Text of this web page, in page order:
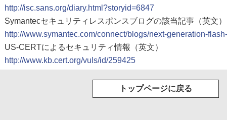
http://isc.sans.org/diary.html?storyid=6847
Symantecセキュリティレスポンスブログの該当記事（英文）
http://www.symantec.com/connect/blogs/next-generation-
US-CERTによるセキュリティ情報（英文）
http://www.kb.cert.org/vuls/id/259425
トップページに戻る